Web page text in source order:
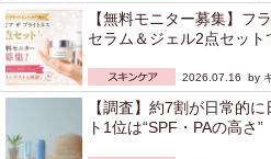
【無料モニター募集】フ
セラム＆ジェル2点セット
2026.07.16 by
【調査】約7割が日常的
ト1位は“SPF・PAの高さ”